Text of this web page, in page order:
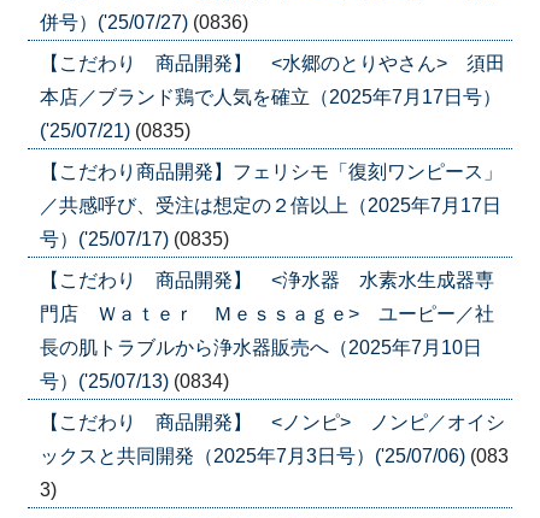
併号）('25/07/27) (0836)
【こだわり 商品開発】 <水郷のとりやさん> 須田
本店／ブランド鶏で人気を確立（2025年7月17日号）
('25/07/21) (0835)
【こだわり商品開発】フェリシモ「復刻ワンピース」
／共感呼び、受注は想定の２倍以上（2025年7月17日
号）('25/07/17) (0835)
【こだわり 商品開発】 <浄水器 水素水生成器専
門店 Ｗａｔｅｒ Ｍｅｓｓａｇｅ> ユーピー／社
長の肌トラブルから浄水器販売へ（2025年7月10日
号）('25/07/13) (0834)
【こだわり 商品開発】 <ノンピ> ノンピ／オイシ
ックスと共同開発（2025年7月3日号）('25/07/06) (083
3)